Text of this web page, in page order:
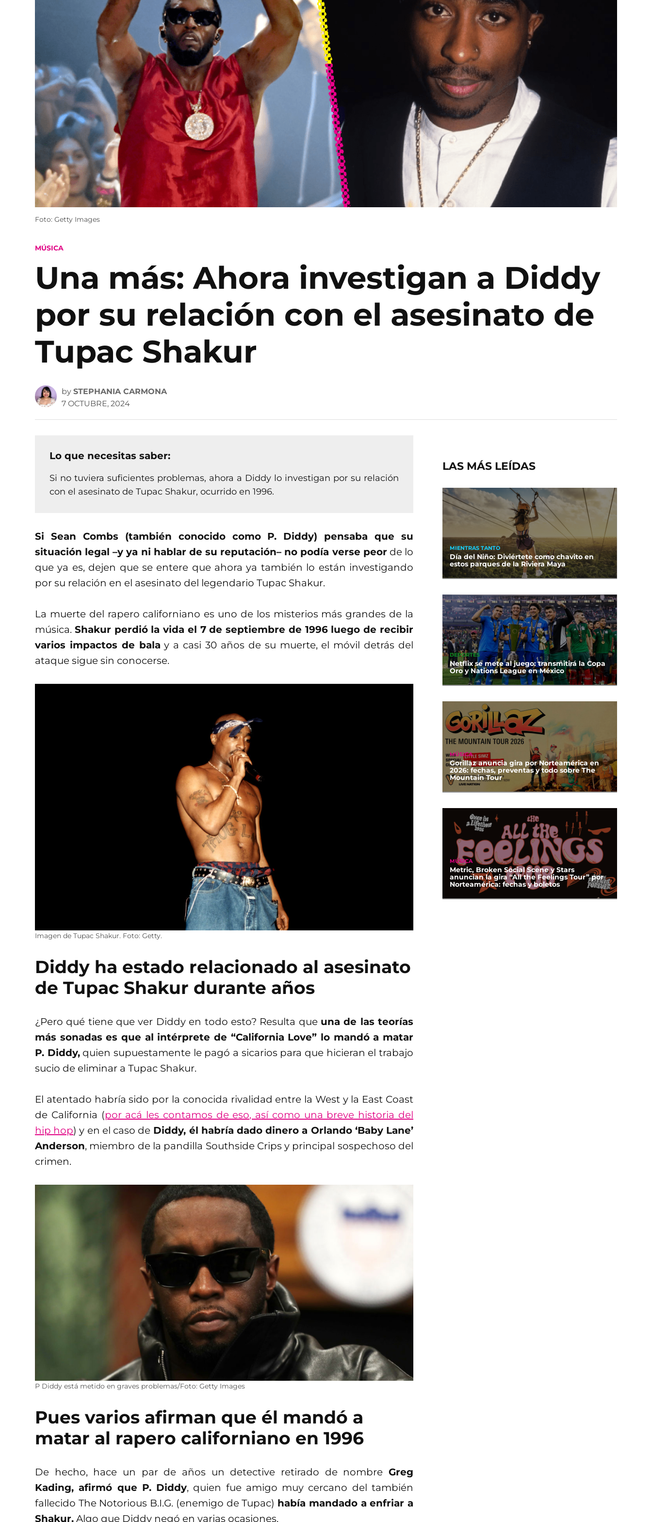
Foto: Getty Images
POSTED
MÚSICA
Una más: Ahora investigan a Diddy
por su relación con el asesinato de
Tupac Shakur
by STEPHANIA CARMONA
7 OCTUBRE, 2024
Lo que necesitas saber:
Si no tuviera suficientes problemas, ahora a Diddy lo investigan por su relación
con el asesinato de Tupac Shakur, ocurrido en 1996.
Si Sean Combs (también conocido como P. Diddy) pensaba que su
situación legal –y ya ni hablar de su reputación– no podía verse peorde lo
que ya es, dejen que se entere que ahora ya también lo están investigando
por su relación en el asesinato del legendario Tupac Shakur.
La muerte del rapero californiano es uno de los misterios más grandes de la
música. Shakur perdió la vida el 7 de septiembre de 1996 luego de recibir
varios impactos de bala y a casi 30 años de su muerte, el móvil detrás del
ataque sigue sin conocerse.
Imagen de Tupac Shakur. Foto: Getty.
Diddy ha estado relacionado al asesinato
de Tupac Shakur durante años
¿Pero qué tiene que ver Diddy en todo esto? Resulta que una de las teorías
más sonadas es que al intérprete de “California Love” lo mandó a matar
P. Diddy,quien supuestamente le pagó a sicarios para que hicieran el trabajo
sucio de eliminar a Tupac Shakur.
El atentado habría sido por la conocida rivalidad entre la West y la East Coast
de California (por acá les contamos de eso, así como una breve historia del
hip hop) y en el caso de Diddy, él habría dado dinero a Orlando ‘Baby Lane’
Anderson, miembro de la pandilla Southside Crips y principal sospechoso del
crimen.
P Diddy está metido en graves problemas/Foto: Getty Images
Pues varios afirman que él mandó a
matar al rapero californiano en 1996
De hecho, hace un par de años un detective retirado de nombre Greg
Kading, afirmó que P. Diddy, quien fue amigo muy cercano del también
fallecido The Notorious B.I.G. (enemigo de Tupac) había mandado a enfriar a
Shakur. Algo que Diddy negó en varias ocasiones.
LAS MÁS LEÍDAS
MIENTRAS TANTO
Día del Niño: Diviértete como chavito en
estos parques de la Riviera Maya
DEPORTES
Netflix se mete al juego: transmitirá la Copa
Oro y Nations League en México
MÚSICA
Gorillaz anuncia gira por Norteamérica en
2026: fechas, preventas y todo sobre The
Mountain Tour
MÚSICA
Metric, Broken Social Scene y Stars
anuncian la gira “All the Feelings Tour” por
Norteamérica: fechas y boletos